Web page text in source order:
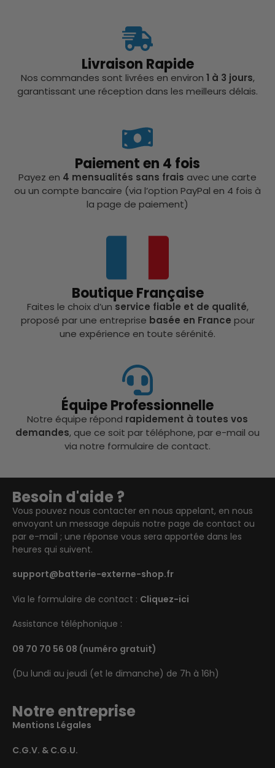
Livraison Rapide
Nos commandes sont livrées en environ 1 à 3 jours,
garantissant une réception dans les meilleurs délais.
Paiement en 4 fois
Payez en 4 mensualités sans frais avec une carte
ou un compte bancaire (via l’option PayPal en 4 fois à
la page de paiement)
Boutique Française
Faites le choix d’un service fiable et de qualité,
proposé par une entreprise basée en France pour
une expérience en toute sérénité.
Équipe Professionnelle
Notre équipe répond rapidement à toutes vos
demandes, que ce soit par téléphone, par e-mail ou
via notre formulaire de contact.
Besoin d'aide ?
Vous pouvez nous contacter en nous appelant, en nous
envoyant un message depuis notre page de contact ou
par e-mail ; une réponse vous sera apportée dans les
heures qui suivent.
support@batterie-externe-shop.fr
Via le formulaire de contact : Cliquez-ici
Assistance téléphonique :
09 70 70 56 08 (numéro gratuit)
(Du lundi au jeudi (et le dimanche) de 7h à 16h)
Notre entreprise
Mentions Légales
C.G.V. & C.G.U.